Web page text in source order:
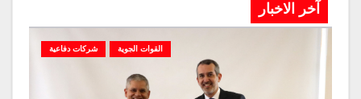
آخر الاخبار
القوات الجوية شركات دفاعية